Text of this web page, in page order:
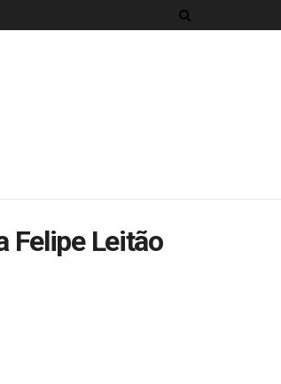
Felipe Leitão